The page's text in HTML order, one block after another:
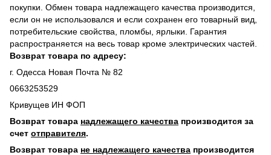
покупки. Обмен товара надлежащего качества производится,
если он не использовался и если сохранен его товарный вид,
потребительские свойства, пломбы, ярлыки. Гарантия
распространяется на весь товар кроме электрических частей.
Возврат товара по адресу:
г. Одесса Новая Почта № 82
0663253529
Кривущев ИН ФОП
Возврат товара надлежащего качества производится за
счет отправителя.
Возврат товара не надлежащего качества производится